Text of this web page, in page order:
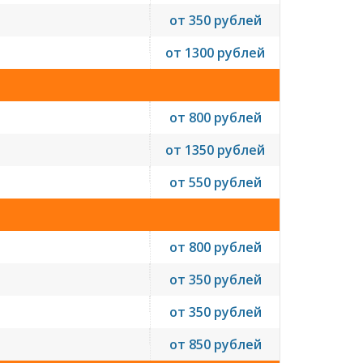
от 350 рублей
от 1300 рублей
от 800 рублей
от 1350 рублей
от 550 рублей
от 800 рублей
от 350 рублей
от 350 рублей
от 850 рублей